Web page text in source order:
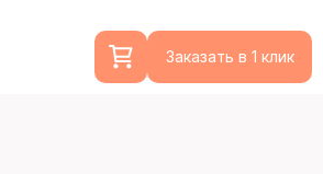
Заказать в 1 клик